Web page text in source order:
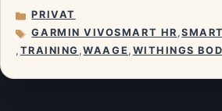
KATEGORIEN
PRIVAT
SCHLAGWÖRTER
GARMIN VIVOSMART HR ,
, TRAINING ,WAAGE , WITHINGS